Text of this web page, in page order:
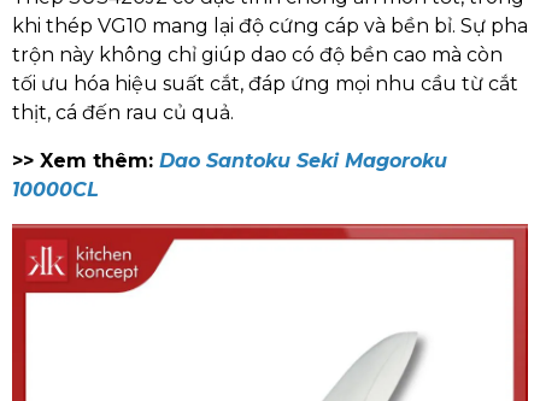
khi thép VG10 mang lại độ cứng cáp và bền bỉ. Sự pha
trộn này không chỉ giúp dao có độ bền cao mà còn
tối ưu hóa hiệu suất cắt, đáp ứng mọi nhu cầu từ cắt
thịt, cá đến rau củ quả.
>> Xem thêm: Dao Santoku Seki Magoroku
10000CL